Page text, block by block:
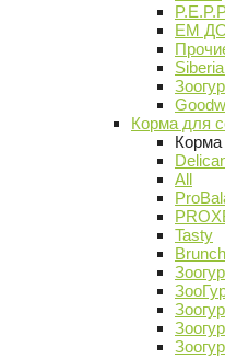
ЕМ
Корма для
Корма
All
Tasty
Brunch